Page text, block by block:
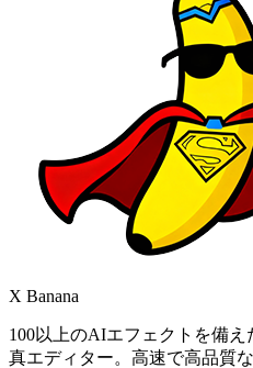
X Banana
100以上のAIエフェクトを備
真エディター。高速で高品質